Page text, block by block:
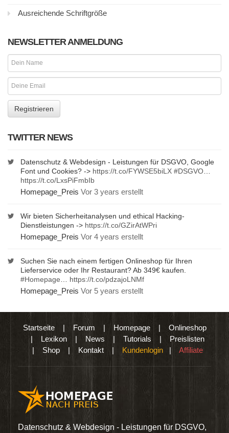
Ausreichende Schriftgröße
NEWSLETTER ANMELDUNG
TWITTER NEWS
Datenschutz & Webdesign - Leistungen für DSGVO, Google
Font und Cookies? -> https://t.co/FYWSE5biLX #DSGVO
https://t.co/LxsPiFmbIb
Homepage_Preis Vor 3 years erstellt
Wir bieten Sicherheitanalysen und ethical Hacking-
Dienstleistungen -> https://t.co/GZirAtWPri
Homepage_Preis Vor 4 years erstellt
Suchen Sie nach einem fertigen Onlineshop für Ihren
Lieferservice oder Ihr Restaurant? Ab 349€ kaufen.
#Homepage
https://t.co/pdzajoLNMf
Homepage_Preis Vor 5 years erstellt
Startseite| Forum | Homepage| Onlineshop
| Lexikon | News | Tutorials | Preislisten
| Shop | Kontakt | Kundenlogin | Affiliate
Datenschutz & Webdesign - Leistungen für DSGVO,